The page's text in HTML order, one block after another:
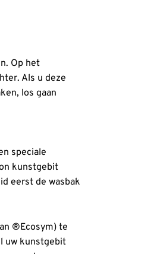
Op het
Als u deze
los gaan
speciale
kunstgebit
eerst de wasbak
®Ecosym) te
uw kunstgebit